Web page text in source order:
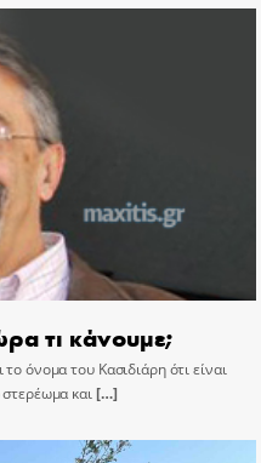
τι κάνουμε;
όνομα του Κασιδιάρη ότι είναι
και[…]